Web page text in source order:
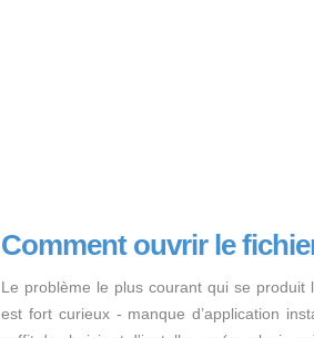
Comment ouvrir le
Le problème le plus courant qui se
est fort curieux - manque d’application